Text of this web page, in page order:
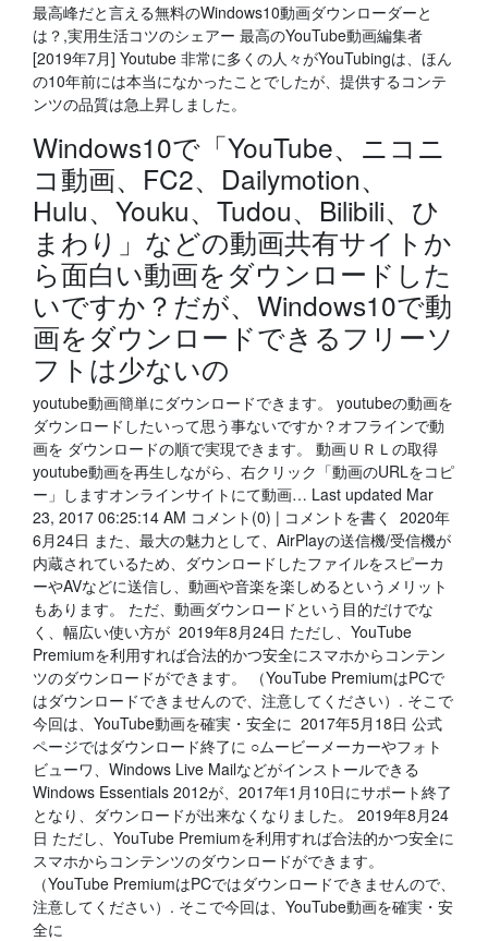
最高峰だと言える無料のWindows10動画ダウンローダーと
は？,実用生活コツのシェアー 最高のYouTube動画編集者
[2019年7月] Youtube 非常に多くの人々がYouTubingは、ほん
の10年前には本当になかったことでしたが、提供するコンテ
ンツの品質は急上昇しました。
Windows10で「YouTube、ニコニ
コ動画、FC2、Dailymotion、
Hulu、Youku、Tudou、Bilibili、ひ
まわり」などの動画共有サイトか
ら面白い動画をダウンロードした
いですか？だが、Windows10で動
画をダウンロードできるフリーソ
フトは少ないの
youtube動画簡単にダウンロードできます。 youtubeの動画を
ダウンロードしたいって思う事ないですか？オフラインで動
画を ダウンロードの順で実現できます。 動画ＵＲＬの取得
youtube動画を再生しながら、右クリック「動画のURLをコピ
ー」しますオンラインサイトにて動画… Last updated Mar
23, 2017 06:25:14 AM コメント(0) | コメントを書く 2020年
6月24日 また、最大の魅力として、AirPlayの送信機/受信機が
内蔵されているため、ダウンロードしたファイルをスピーカ
ーやAVなどに送信し、動画や音楽を楽しめるというメリット
もあります。 ただ、動画ダウンロードという目的だけでな
く、幅広い使い方が 2019年8月24日 ただし、YouTube
Premiumを利用すれば合法的かつ安全にスマホからコンテン
ツのダウンロードができます。 （YouTube PremiumはPCで
はダウンロードできませんので、注意してください）. そこで
今回は、YouTube動画を確実・安全に 2017年5月18日 公式
ページではダウンロード終了に ○ムービーメーカーやフォト
ビューワ、Windows Live Mailなどがインストールできる
Windows Essentials 2012が、2017年1月10日にサポート終了
となり、ダウンロードが出来なくなりました。 2019年8月24
日 ただし、YouTube Premiumを利用すれば合法的かつ安全に
スマホからコンテンツのダウンロードができます。
（YouTube PremiumはPCではダウンロードできませんので、
注意してください）. そこで今回は、YouTube動画を確実・安
全に